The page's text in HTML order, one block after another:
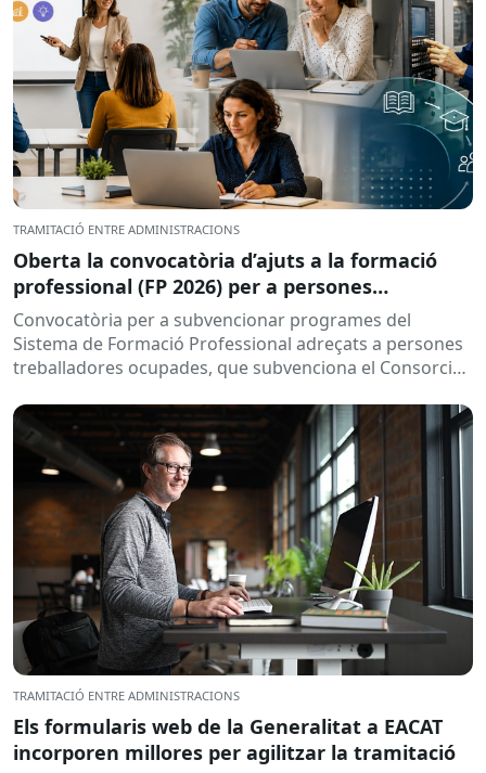
TRAMITACIÓ ENTRE ADMINISTRACIONS
Oberta la convocatòria d’ajuts a la formació
professional (FP 2026) per a persones
treballadores ocupades
Convocatòria per a subvencionar programes del
Sistema de Formació Professional adreçats a persones
treballadores ocupades, que subvenciona el Consorci
TRAMITACIÓ ENTRE ADMINISTRACIONS
Els formularis web de la Generalitat a EACAT
incorporen millores per agilitzar la tramitació